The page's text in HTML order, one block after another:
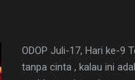
ODOP Juli-17, Hari ke-9
tanpa cinta , kalau ini